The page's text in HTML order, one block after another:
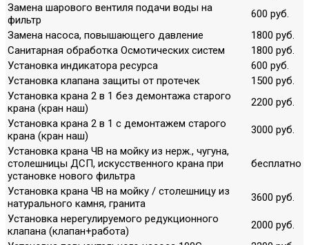
Замена шарового вентиля подачи воды на
фильтр
600 руб.
Замена насоса, повышающего давление
1800 руб.
Санитарная обработка Осмотических систем
1800 руб.
Установка индикатора ресурса
600 руб.
Установка клапана защиты от протечек
1500 руб.
Установка крана 2 в 1 без демонтажа старого
крана (кран наш)
2200 руб.
Установка крана 2 в 1 с демонтажем старого
крана (кран наш)
3000 руб.
Установка крана ЧВ на мойку из нерж., чугуна,
столешницы ДСП, искусственного крана при
установке нового фильтра
бесплатно
Установка крана ЧВ на мойку / столешницу из
натурального камня, гранита
3600 руб.
Установка нерегулируемого редукционного
клапана (клапан+работа)
2000 руб.